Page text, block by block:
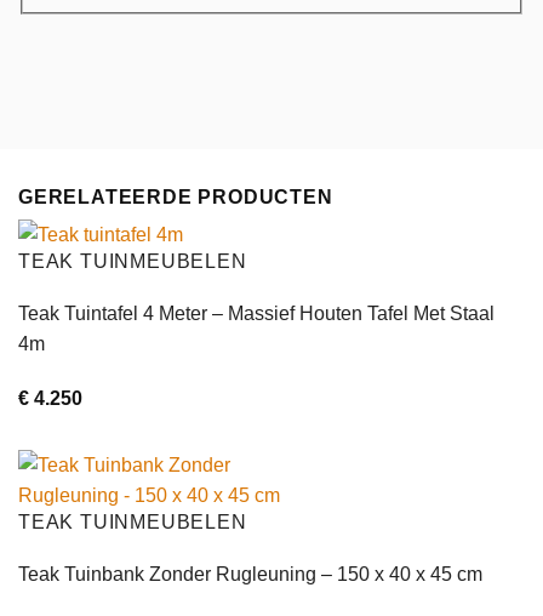
GERELATEERDE PRODUCTEN
TEAK TUINMEUBELEN
Teak Tuintafel 4 Meter – Massief Houten Tafel Met Staal
4m
€ 4.250
TEAK TUINMEUBELEN
Teak Tuinbank Zonder Rugleuning – 150 x 40 x 45 cm